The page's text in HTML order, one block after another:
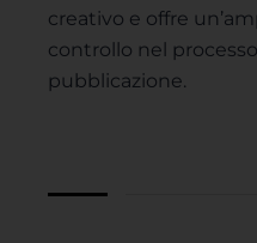
creativo e offre
controllo nel
pubblicazione.